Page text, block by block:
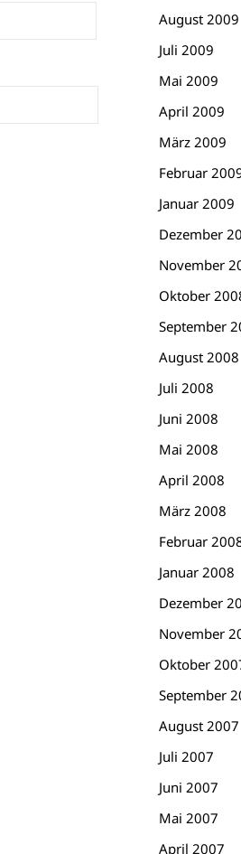
August 2009
Juli 2009
Mai 2009
April 2009
März 2009
Februar
Januar 2009
Dezember
November
Oktober
September
August 2008
Juli 2008
Juni 2008
Mai 2008
April 2008
März 2008
Februar
Januar 2008
Dezember
November
Oktober
September
August 2007
Juli 2007
Juni 2007
Mai 2007
April 2007